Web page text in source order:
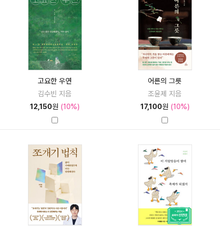
고요한 우연
김수빈 지음
12,150원 (10%)
어른의 그릇
조윤제 지음
17,100원 (10%)